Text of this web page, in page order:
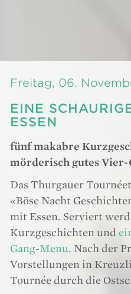
Freitag, 06.
EINE
ESSEN
fünf makabre
mörderisch gutes Vier-
Das Thurgauer
«Böse Nacht
mit Essen. Serviert
Kurzgeschichten und
Gang-Menu. Nach der
Vorstellungen in
Tournée durch die